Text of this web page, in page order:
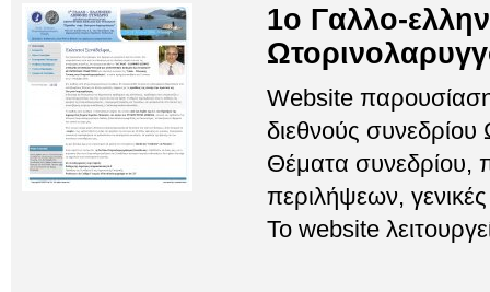
1o Γαλλο-
Website
διεθνούς συνεδρίου
Θέματα
περιλήψεων,
Το website